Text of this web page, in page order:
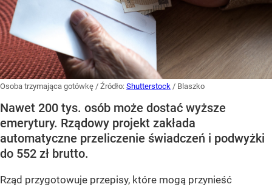
Osoba trzymająca gotówkę / Źródło: Shutterstock / Blaszko
Nawet 200 tys. osób może dostać wyższe
emerytury. Rządowy projekt zakłada
automatyczne przeliczenie świadczeń i podwyżki
do 552 zł brutto.
Rząd przygotowuje przepisy, które mogą przynieść